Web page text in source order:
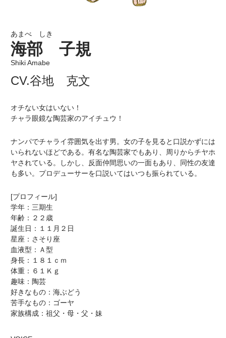
あまべ しき
海部 子規
Shiki Amabe
CV.谷地 克文
オチない女はいない！
チャラ眼鏡な陶芸家のアイチュウ！
ナンパでチャライ雰囲気を出す男。女の子を見ると口説かずには
いられないほどである。有名な陶芸家でもあり、周りからチヤホ
ヤされている。しかし、反面仲間思いの一面もあり、同性の友達
も多い。プロデューサーを口説いてはいつも振られている。
[プロフィール]
学年：三期生
年齢：２２歳
誕生日：１１月２日
星座：さそり座
血液型：Ａ型
身長：１８１ｃｍ
体重：６１Ｋｇ
趣味：陶芸
好きなもの：海ぶどう
苦手なもの：ゴーヤ
家族構成：祖父・母・父・妹